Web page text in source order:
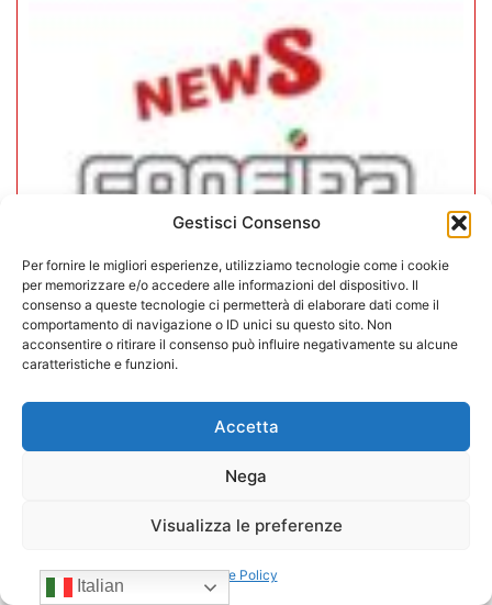
Gestisci Consenso
Per fornire le migliori esperienze, utilizziamo tecnologie come i cookie
per memorizzare e/o accedere alle informazioni del dispositivo. Il
consenso a queste tecnologie ci permetterà di elaborare dati come il
comportamento di navigazione o ID unici su questo sito. Non
acconsentire o ritirare il consenso può influire negativamente su alcune
caratteristiche e funzioni.
Accetta
Nega
Visualizza le preferenze
Cookie Policy
CONFIDA Servizi srl presenta il
nuovo Consiglio di Amministrazione
17/07/2026
Italian